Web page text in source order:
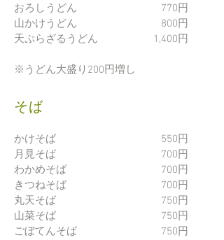
おろしうどん 770円
山かけうどん 800円
天ぷらざるうどん 1,400円
​※うどん大盛り200円増し
そば
かけそば 550円
月見そば 700円
わかめそば 700円
きつねそば 700円
丸天そば 750円
山菜そば 750円
ごぼてんそば 750円